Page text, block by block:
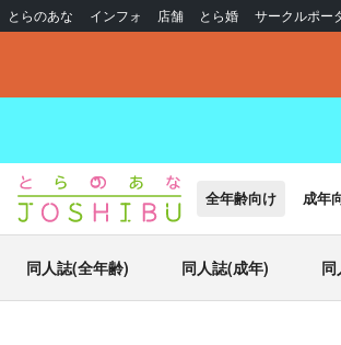
とらのあな インフォ 店舗 とら婚 サークルポー
全年齢向け 成年
同人誌(全年齢) 同人誌(成年)